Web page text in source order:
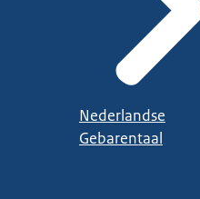
Nederlandse
Gebarentaal